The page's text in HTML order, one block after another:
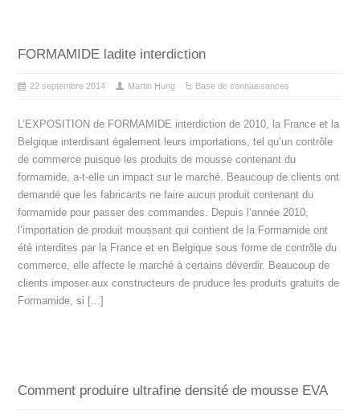
FORMAMIDE ladite interdiction
22 septembre 2014 Martin Hung Base de connaissances
L’EXPOSITION de FORMAMIDE interdiction de 2010, la France et la
Belgique interdisant également leurs importations, tel qu’un contrôle
de commerce puisque les produits de mousse contenant du
formamide, a-t-elle un impact sur le marché. Beaucoup de clients ont
demandé que les fabricants ne faire aucun produit contenant du
formamide pour passer des commandes. Depuis l’année 2010,
l’importation de produit moussant qui contient de la Formamide ont
été interdites par la France et en Belgique sous forme de contrôle du
commerce, elle affecte le marché à certains déverdir. Beaucoup de
clients imposer aux constructeurs de pruduce les produits gratuits de
Formamide, si [...]
Comment produire ultrafine densité de mousse EVA